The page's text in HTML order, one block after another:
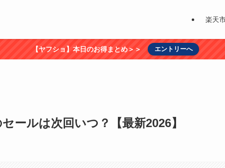
楽天
【ヤフショ】本日のお得まとめ＞＞ エントリーへ
ールは次回いつ？【最新2026】